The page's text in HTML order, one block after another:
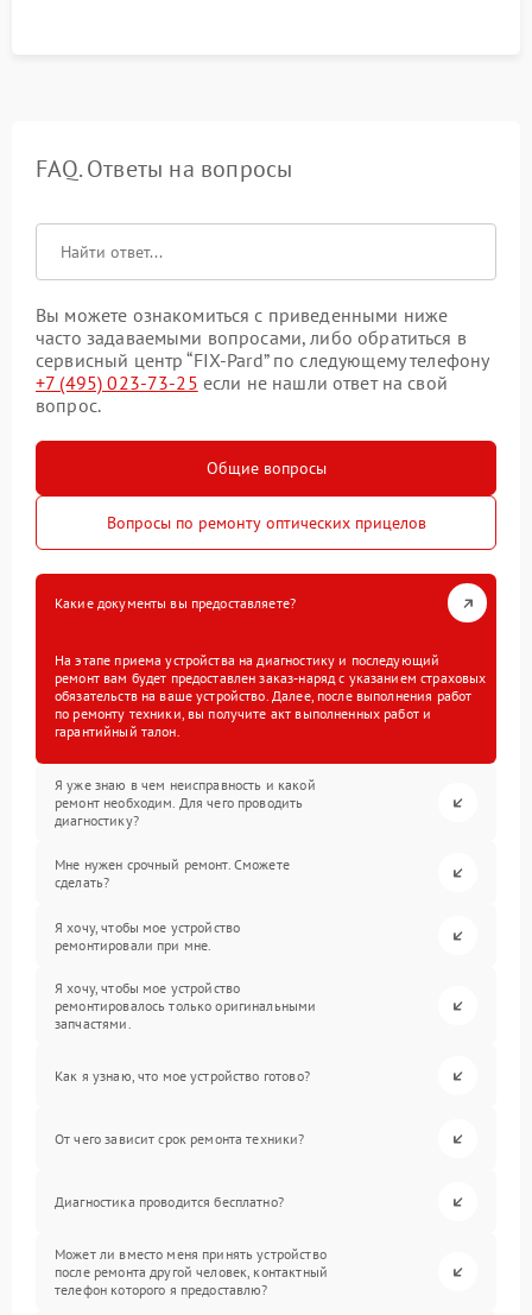
FAQ. Ответы на вопросы
Вы можете ознакомиться с приведенными ниже
часто задаваемыми вопросами, либо обратиться в
сервисный центр “FIX-Pard” по следующему телефону
+7 (495) 023-73-25 если не нашли ответ на свой
вопрос.
Общие вопросы
Вопросы по ремонту оптических прицелов
Какие документы вы предоставляете?
На этапе приема устройства на диагностику и последующий
ремонт вам будет предоставлен заказ-наряд с указанием страховых
обязательств на ваше устройство. Далее, после выполнения работ
по ремонту техники, вы получите акт выполненных работ и
гарантийный талон.
Я уже знаю в чем неисправность и какой
ремонт необходим. Для чего проводить
диагностику?
Мне нужен срочный ремонт. Сможете
сделать?
Я хочу, чтобы мое устройство
ремонтировали при мне.
Я хочу, чтобы мое устройство
ремонтировалось только оригинальными
запчастями.
Как я узнаю, что мое устройство готово?
От чего зависит срок ремонта техники?
Диагностика проводится бесплатно?
Может ли вместо меня принять устройство
после ремонта другой человек, контактный
телефон которого я предоставлю?